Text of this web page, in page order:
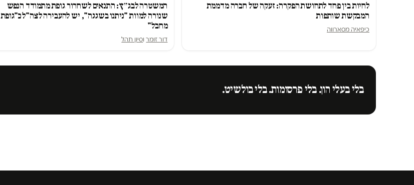
לחיות בין פחד לתחושת הפקרה: זעקה של חברה מדממת
המבקשת שותפות
כיפאיה מסארווה
המשטרה לבג״ץ: התנאים לשחרור גופת מתמודד הנפש
שנורה למוות "ניתנו בשגגה", יש להעבירה לצה"ל כ"גופת
מחבל"
דור זומרוסיון תהל
בלי בעלי הון. בלי פרסומות. בלי בולשיט.